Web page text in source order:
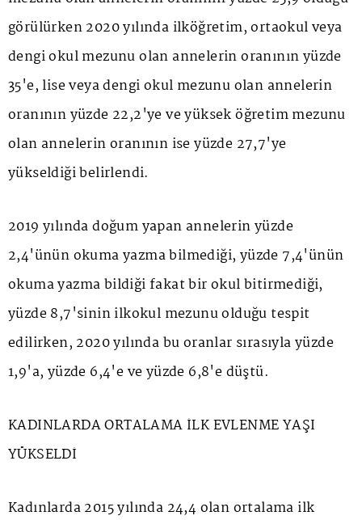
görülürken 2020 yılında ilköğretim, ortaokul veya
dengi okul mezunu olan annelerin oranının yüzde
35'e, lise veya dengi okul mezunu olan annelerin
oranının yüzde 22,2'ye ve yüksek öğretim mezunu
olan annelerin oranının ise yüzde 27,7'ye
yükseldiği belirlendi.
2019 yılında doğum yapan annelerin yüzde
2,4'ünün okuma yazma bilmediği, yüzde 7,4'ünün
okuma yazma bildiği fakat bir okul bitirmediği,
yüzde 8,7'sinin ilkokul mezunu olduğu tespit
edilirken, 2020 yılında bu oranlar sırasıyla yüzde
1,9'a, yüzde 6,4'e ve yüzde 6,8'e düştü.
KADINLARDA ORTALAMA İLK EVLENME YAŞI
YÜKSELDİ
Kadınlarda 2015 yılında 24,4 olan ortalama ilk